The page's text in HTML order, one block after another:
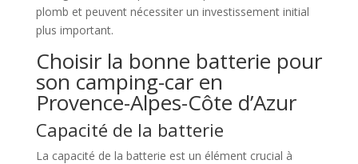
plomb et peuvent nécessiter un investissement initial
plus important.
Choisir la bonne batterie pour
son camping-car en
Provence-Alpes-Côte d’Azur
Capacité de la batterie
La capacité de la batterie est un élément crucial à